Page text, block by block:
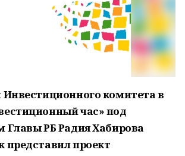
Инвестиционного комитета в
час» под
Главы РБ Радия Хабирова
представил проект